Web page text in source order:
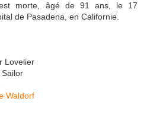
morte, âgé de 91 ans, le 17
de Pasadena, en Californie.
Lovelier
Waldorf